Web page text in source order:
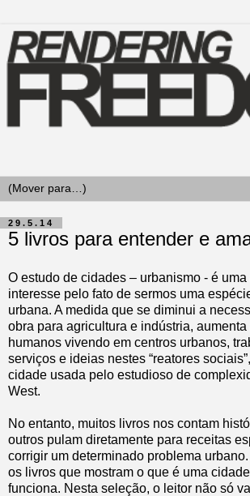
29.5.14
5 livros para entender e
O estudo de cidades – urbanismo - é
interesse pelo fato de sermos uma
urbana. A medida que se diminui a
obra para agricultura e indústria,
humanos vivendo em centros urbanos,
serviços e ideias nestes “reatores
cidade usada pelo estudioso de
West.
No entanto, muitos livros nos contam
outros pulam diretamente para receitas
corrigir um determinado problema
os livros que mostram o que é uma
funciona. Nesta seleção, o leitor não só